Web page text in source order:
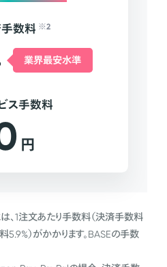
数料 ※2
業界最安水準
ス手数料
円
、1注文あたり手数料（決済手数料
）がかかります。BASEの手数